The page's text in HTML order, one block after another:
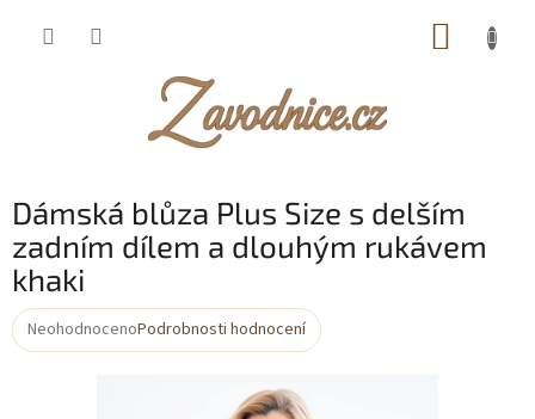
Dámská blůza Plus Size s delším
zadním dílem a dlouhým rukávem
khaki
Průměrné
NeohodnocenoPodrobnosti hodnocení